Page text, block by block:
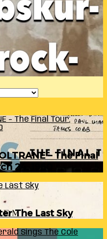
– The Final Tour:
– The Final
24, 1960
Last Sky
The Last Sky
Sings The Cole